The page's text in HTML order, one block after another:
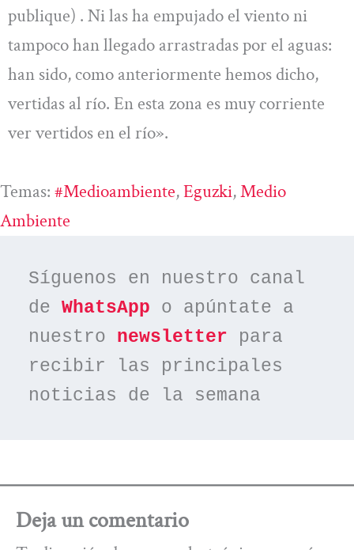
publique) . Ni las ha empujado el viento ni
tampoco han llegado arrastradas por el aguas:
han sido, como anteriormente hemos dicho,
vertidas al río. En esta zona es muy corriente
ver vertidos en el río».
Temas: #medioambiente, Eguzki, Medio
Ambiente
Síguenos en nuestro canal
de WhatsApp o apúntate a
nuestro newsletter para
recibir las principales
noticias de la semana
Deja un comentario